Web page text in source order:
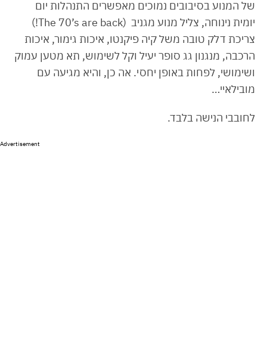
של המנוע בסיבובים נמוכים מאפשרים התנהלות יום
יומית נינוחה, צליל מנוע מגניב (The 70’s are back!)
צריכת דלק טובה משל קיה פיקנטו, איכות גימור, איכות
הרכבה, מנגנון גג סופר יעיל וקל לשימוש, תא מטען עמוק
ושימושי, לפחות באופן יחסי. אה כן, והיא מגיעה עם
מובילאיי…
לחובבי הנישה בלבד.
Advertisement